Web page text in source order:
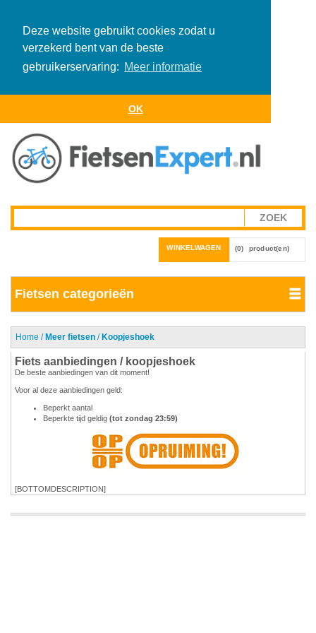
Deze website gebruikt cookies zodat u
verzekerd bent van de beste
gebruikerservaring: Meer informatie
OK
WINKELWAGEN (0) product(en)
Fietsen categorieën
Home /Meer fietsen /Koopjeshoek
Fiets aanbiedingen / koopjeshoek
De beste aanbiedingen van dit moment!
Voor al deze aanbiedingen geld:
Beperkt aantal
Beperkte tijd geldig (tot zondag 23:59)
[BOTTOMDESCRIPTION]